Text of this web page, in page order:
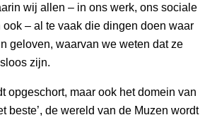
wij allen – in ons werk, ons sociale
ook – al te vaak die dingen doen waar
geloven, waarvan we weten dat ze
zijn.
opgeschort, maar ook het domein van
beste’, de wereld van de Muzen wordt